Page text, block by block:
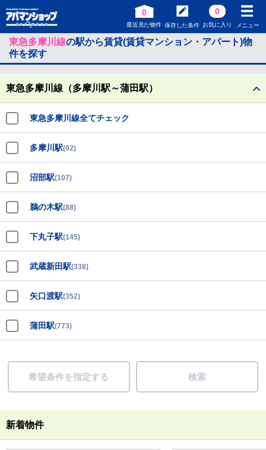
0
最近見た物件 保存した条件
0
お気に入り メニュー
東急多摩川線の駅から賃貸(賃貸マンション・アパート)物
件を探す
東急多摩川線（多摩川駅～蒲田駅）
東急多摩川線全てチェック
多摩川駅(92)
沼部駅(107)
鵜の木駅(88)
下丸子駅(145)
武蔵新田駅(338)
矢口渡駅(352)
蒲田駅(773)
希望条件を指定する 検索
新着物件